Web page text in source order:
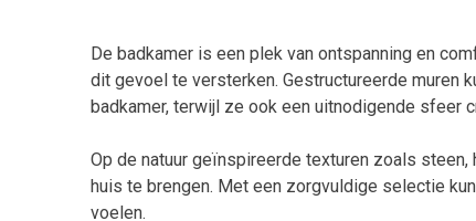
De badkamer is een plek van ontspanning en
dit gevoel te versterken. Gestructureerde muren
badkamer, terwijl ze ook een uitnodigende sfeer
Op de natuur geïnspireerde texturen zoals
huis te brengen. Met een zorgvuldige selectie
voelen.